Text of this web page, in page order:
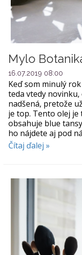
Mylo
16.07.2019 08:00
Keď som minulý
teda vtedy
nadšená, pretože
je top. Tento olej je
obsahuje blue
ho nájdete aj pod
Čítaj ďalej »